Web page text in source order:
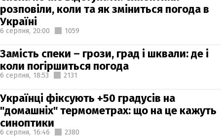
розповіли, коли та як зміниться погода в
Україні
6 серпня, 20:00 1059
Замість спеки – грози, град і шквали: де і
коли погіршиться погода
6 серпня, 18:53 2131
Українці фіксують +50 градусів на
"домашніх" термометрах: що на це кажуть
синоптики
6 серпня, 16:46 2380